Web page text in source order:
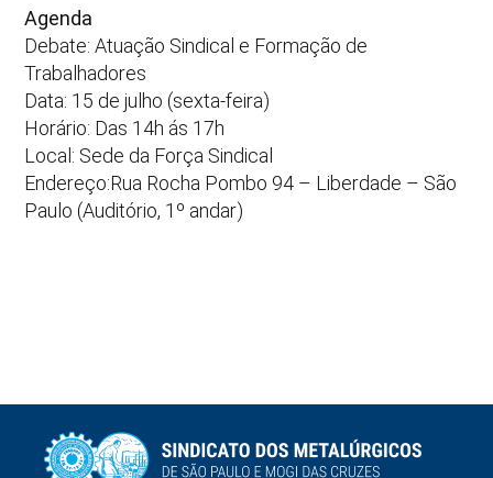
Agenda
Debate: Atuação Sindical e Formação de
Trabalhadores
Data: 15 de julho (sexta-feira)
Horário: Das 14h ás 17h
Local: Sede da Força Sindical
Endereço:Rua Rocha Pombo 94 – Liberdade – São
Paulo (Auditório, 1º andar)